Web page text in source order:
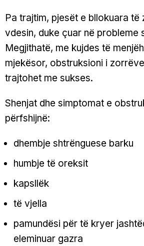
Pa trajtim, pjesët e bllokuara të
vdesin, duke çuar në probleme
Megjithatë, me kujdes të
mjekësor, obstruksioni i
trajtohet me sukses.
Shenjat dhe simptomat e
përfshijnë:
dhembje shtrënguese barku
humbje të oreksit
kapsllëk
të vjella
pamundësi për të kryer
eleminuar gazra